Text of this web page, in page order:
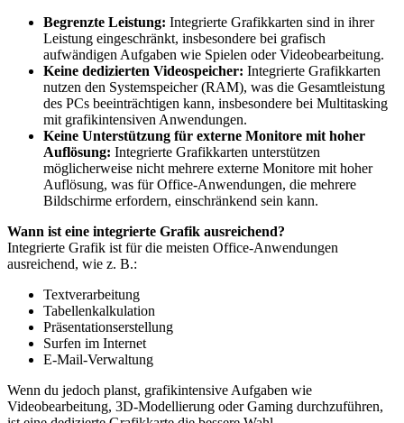
Begrenzte Leistung: Integrierte Grafikkarten sind in ihrer
Leistung eingeschränkt, insbesondere bei grafisch
aufwändigen Aufgaben wie Spielen oder Videobearbeitung.
Keine dedizierten Videospeicher: Integrierte Grafikkarten
nutzen den Systemspeicher (RAM), was die Gesamtleistung
des PCs beeinträchtigen kann, insbesondere bei Multitasking
mit grafikintensiven Anwendungen.
Keine Unterstützung für externe Monitore mit hoher
Auflösung: Integrierte Grafikkarten unterstützen
möglicherweise nicht mehrere externe Monitore mit hoher
Auflösung, was für Office-Anwendungen, die mehrere
Bildschirme erfordern, einschränkend sein kann.
Wann ist eine integrierte Grafik ausreichend?
Integrierte Grafik ist für die meisten Office-Anwendungen
ausreichend, wie z. B.:
Textverarbeitung
Tabellenkalkulation
Präsentationserstellung
Surfen im Internet
E-Mail-Verwaltung
Wenn du jedoch planst, grafikintensive Aufgaben wie
Videobearbeitung, 3D-Modellierung oder Gaming durchzuführen,